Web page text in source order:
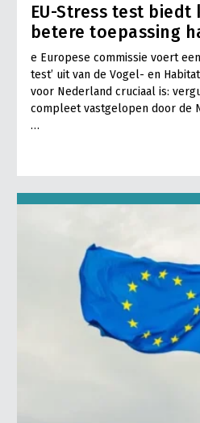
EU-Stress test
betere toepassing
e Europese commissie voert
test’ uit van de Vogel- en
voor Nederland cruciaal is:
compleet vastgelopen door de
…